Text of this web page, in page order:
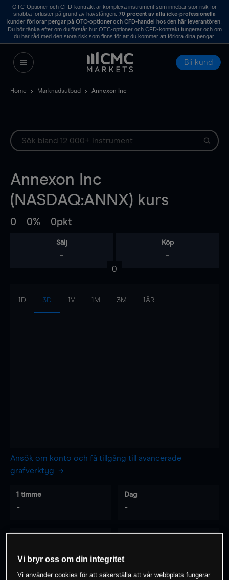
OTC-Optioner och CFD-kontrakt är komplexa instrument som innebär stor risk för
snabba förluster på grund av hävstången. 70 procent av alla icke-professionella
kunder förlorar pengar på OTC-optioner och CFD-handel hos den här leverantören.
Du bör tänka efter om du förstår hur OTC-optioner och CFD-kontrakt fungerar och om
du har råd med den stora risk som finns för att du kommer att förlora dina pengar.
Bli kund
Home Marknadsutbud Annexon Inc
Annexon Inc
(NASDAQ:ANNX) kurs
0 0% 0pkt
Sälj
-
Köp
-
0
1D 3D 1V 1M 3M 1ÅR
Ansök om konto och få tillgång till avancerade
grafverktyg
1 timme
-
Dag
-
Vi bryr oss om din integritet
Vi använder cookies för att säkerställa att vår webbplats fungerar